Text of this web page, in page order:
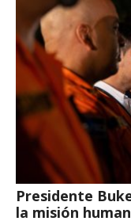
Presidente
la misión